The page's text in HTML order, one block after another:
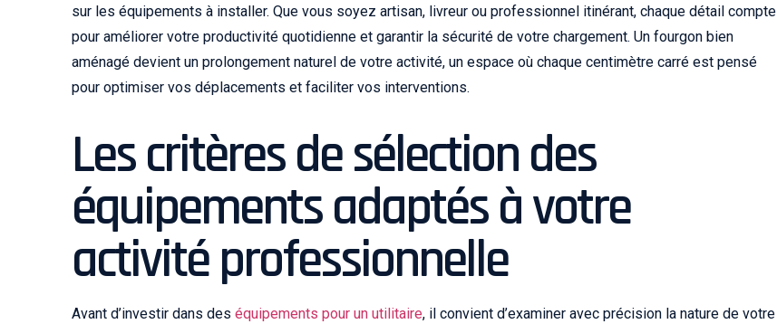
sur les équipements à installer. Que vous soyez artisan, livreur ou professionnel itinérant, chaque détail compte
pour améliorer votre productivité quotidienne et garantir la sécurité de votre chargement. Un fourgon bien
aménagé devient un prolongement naturel de votre activité, un espace où chaque centimètre carré est pensé
pour optimiser vos déplacements et faciliter vos interventions.
Les critères de sélection des
équipements adaptés à votre
activité professionnelle
Avant d’investir dans deséquipements pour un utilitaire, il convient d’examiner avec précision la nature de votre